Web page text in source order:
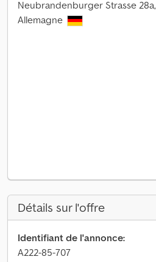
Neubrandenburger Strasse
Allemagne
Détails sur l'offre
Identifiant de l'annonce:
A222-85-707